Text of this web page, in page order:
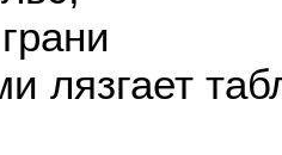
лязгает